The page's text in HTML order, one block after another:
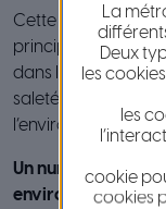
Cette section de la
principale de
dans les 2 heures
saleté, qui porte
l’environnement
Un numéro gratuit
environnement :
La
Deux
les
les
cookie
cookies